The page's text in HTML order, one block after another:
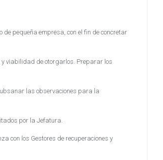
pequeña empresa, con el fin de concretar
y viabilidad de otorgarlos. Preparar los
las observaciones para la
por la Jefatura.
con los Gestores de recuperaciones y